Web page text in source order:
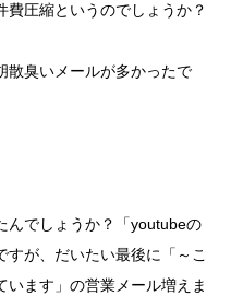
圧縮というのでしょうか？
散臭いメールが多かったで
んでしょうか？「youtubeの
が、だいたい最後に「～こ
ます」の営業メール増えま